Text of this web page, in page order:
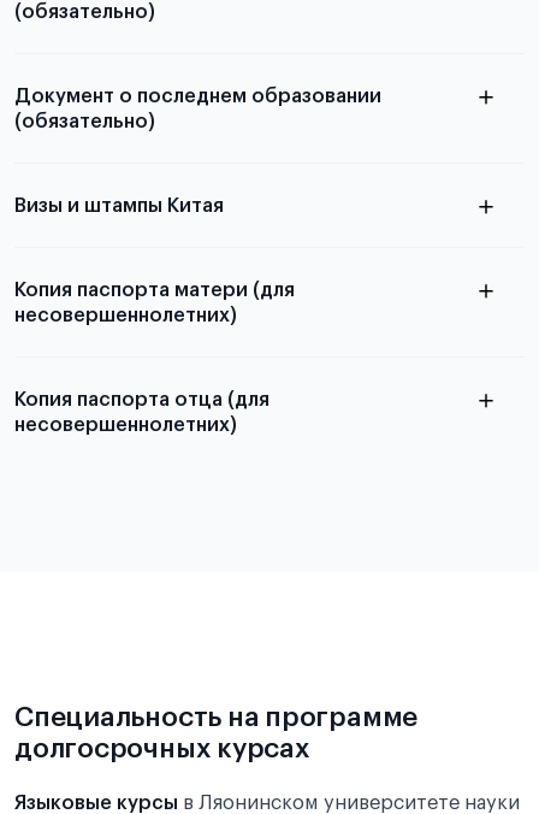
бланков ознакомьтесь с статьей
(обязательно)
Документ о последнем образовании
(обязательно)
абитуриентов, изложена в статье.
Визы и штампы Китая
Копия паспорта матери (для
несовершеннолетних)
Копия паспорта отца (для
несовершеннолетних)
Специальность на программе
долгосрочных курсах
Языковые курсы в Ляонинском университете науки